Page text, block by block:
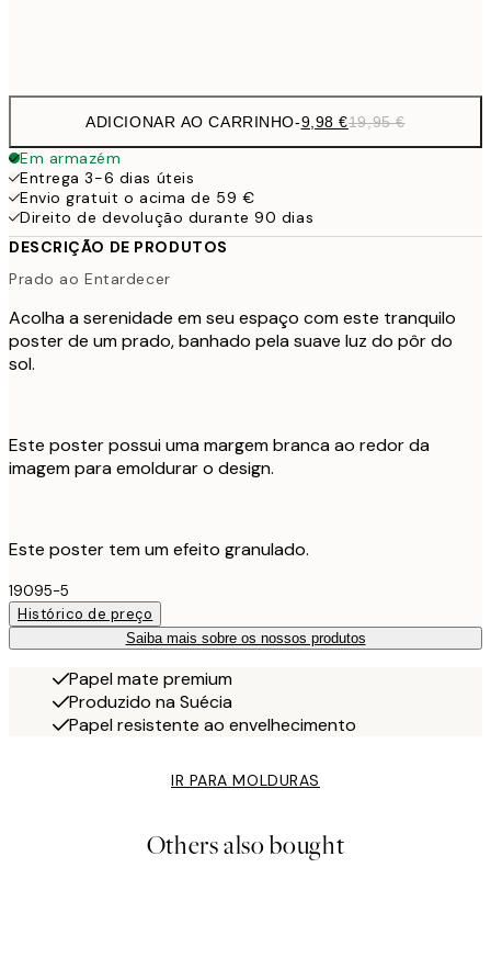
ADICIONAR AO CARRINHO-9,98 €19,95 €
Em armazém
Entrega 3-6 dias úteis
Envio gratuit o acima de 59 €
Direito de devolução durante 90 dias
DESCRIÇÃO DE PRODUTOS
Prado ao Entardecer
Acolha a serenidade em seu espaço com este tranquilo
poster de um prado, banhado pela suave luz do pôr do
sol.
Este poster possui uma margem branca ao redor da
imagem para emoldurar o design.
Este poster tem um efeito granulado.
19095-5
Histórico de preço
Saiba mais sobre os nossos produtos
Papel mate premium
Produzido na Suécia
Papel resistente ao envelhecimento
IR PARA MOLDURAS
Others also bought